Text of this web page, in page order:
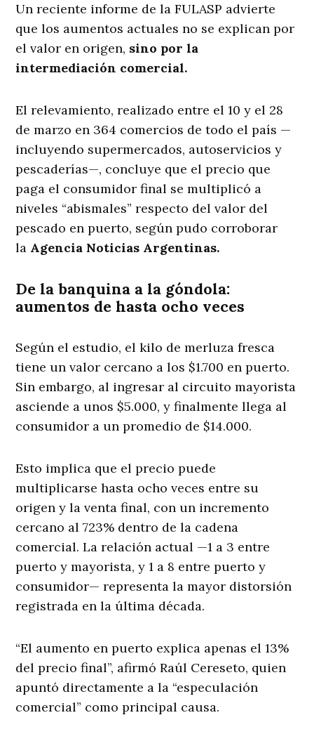
Un reciente informe de la FULASP advierte
que los aumentos actuales no se explican por
el valor en origen, sino por la
intermediación comercial.
El relevamiento, realizado entre el 10 y el 28
de marzo en 364 comercios de todo el país —
incluyendo supermercados, autoservicios y
pescaderías—, concluye que el precio que
paga el consumidor final se multiplicó a
niveles “abismales” respecto del valor del
pescado en puerto, según pudo corroborar
la Agencia Noticias Argentinas.
De la banquina a la góndola:
aumentos de hasta ocho veces
Según el estudio, el kilo de merluza fresca
tiene un valor cercano a los $1.700 en puerto.
Sin embargo, al ingresar al circuito mayorista
asciende a unos $5.000, y finalmente llega al
consumidor a un promedio de $14.000.
Esto implica que el precio puede
multiplicarse hasta ocho veces entre su
origen y la venta final, con un incremento
cercano al 723% dentro de la cadena
comercial. La relación actual —1 a 3 entre
puerto y mayorista, y 1 a 8 entre puerto y
consumidor— representa la mayor distorsión
registrada en la última década.
“El aumento en puerto explica apenas el 13%
del precio final”, afirmó Raúl Cereseto, quien
apuntó directamente a la “especulación
comercial” como principal causa.